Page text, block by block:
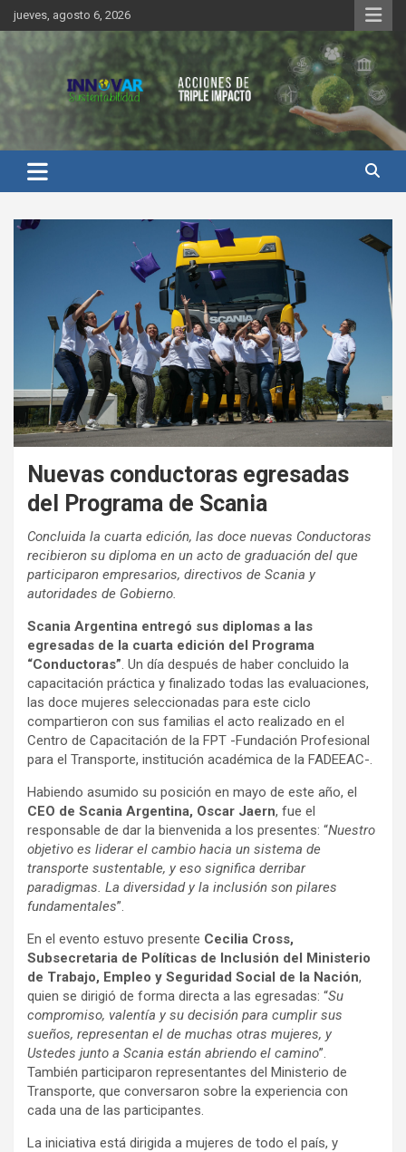
Saltar
al
contenido
jueves, agosto 6, 2026
Innovar Sustentabilidad
Nuevas conductoras egresadas
del Programa de Scania
Concluida la cuarta edición, las doce nuevas Conductoras
recibieron su diploma en un acto de graduación del que
participaron empresarios, directivos de Scania y
autoridades de Gobierno.
Scania Argentina entregó sus diplomas a las
egresadas de la cuarta edición del Programa
“Conductoras”. Un día después de haber concluido la
capacitación práctica y finalizado todas las evaluaciones,
las doce mujeres seleccionadas para este ciclo
compartieron con sus familias el acto realizado en el
Centro de Capacitación de la FPT -Fundación Profesional
para el Transporte, institución académica de la FADEEAC-.
Habiendo asumido su posición en mayo de este año, el
CEO de Scania Argentina, Oscar Jaern, fue el
responsable de dar la bienvenida a los presentes: “Nuestro
objetivo es liderar el cambio hacia un sistema de
transporte sustentable, y eso significa derribar
paradigmas. La diversidad y la inclusión son pilares
fundamentales”.
En el evento estuvo presente Cecilia Cross,
Subsecretaria de Políticas de Inclusión del Ministerio
de Trabajo, Empleo y Seguridad Social de la Nación,
quien se dirigió de forma directa a las egresadas: “Su
compromiso, valentía y su decisión para cumplir sus
sueños, representan el de muchas otras mujeres, y
Ustedes junto a Scania están abriendo el camino”.
También participaron representantes del Ministerio de
Transporte, que conversaron sobre la experiencia con
cada una de las participantes.
La iniciativa está dirigida a mujeres de todo el país, y